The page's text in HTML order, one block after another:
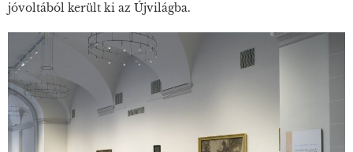
jóvoltából került ki az Újvilágba.